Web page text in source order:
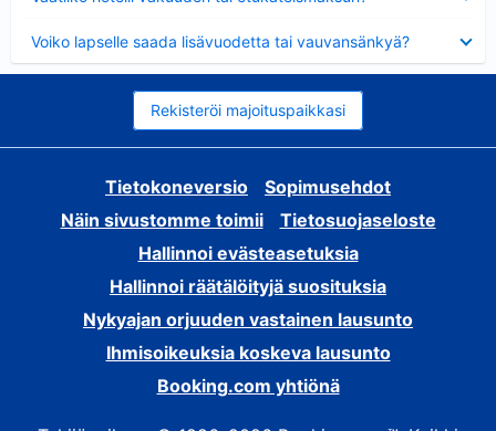
Voiko lapselle saada lisävuodetta tai vauvansänkyä?
Rekisteröi majoituspaikkasi
Tietokoneversio
Sopimusehdot
Näin sivustomme toimii
Tietosuojaseloste
Hallinnoi evästeasetuksia
Hallinnoi räätälöityjä suosituksia
Nykyajan orjuuden vastainen lausunto
Ihmisoikeuksia koskeva lausunto
Booking.com yhtiönä